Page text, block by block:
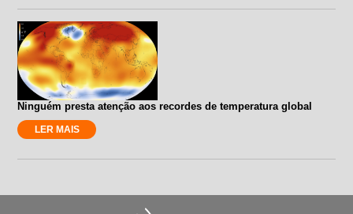
Ninguém presta atenção aos recordes de temperatura global
LER MAIS